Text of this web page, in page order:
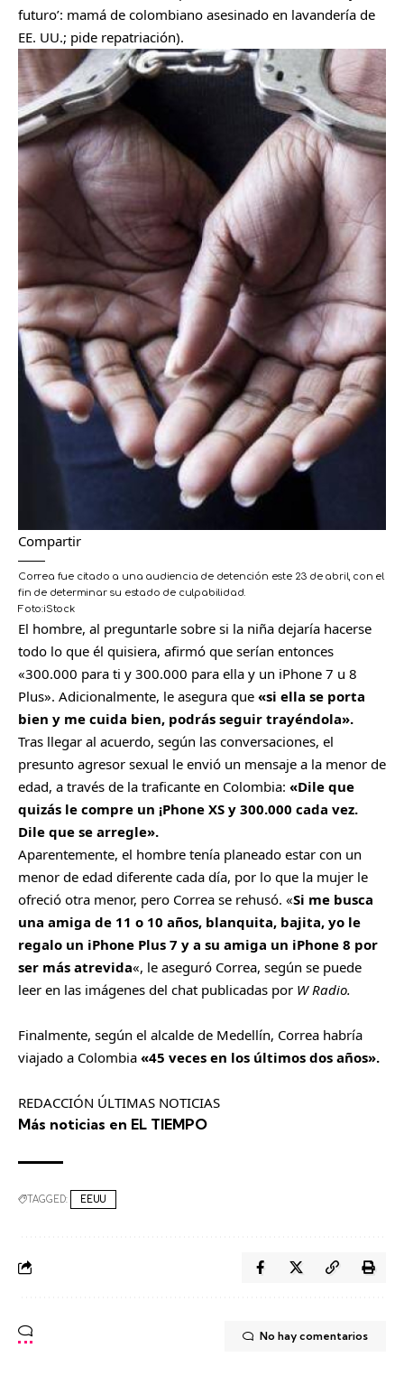
futuro’: mamá de colombiano asesinado en lavandería de
EE. UU.; pide repatriación).
Compartir
Correa fue citado a una audiencia de detención este 23 de abril, con el
fin de determinar su estado de culpabilidad.
Foto:iStock
El hombre, al preguntarle sobre si la niña dejaría hacerse
todo lo que él quisiera, afirmó que serían entonces
«300.000 para ti y 300.000 para ella y un iPhone 7 u 8
Plus». Adicionalmente, le asegura que «si ella se porta
bien y me cuida bien, podrás seguir trayéndola».
Tras llegar al acuerdo, según las conversaciones, el
presunto agresor sexual le envió un mensaje a la menor de
edad, a través de la traficante en Colombia: «Dile que
quizás le compre un ¡Phone XS y 300.000 cada vez.
Dile que se arregle».
Aparentemente, el hombre tenía planeado estar con un
menor de edad diferente cada día, por lo que la mujer le
ofreció otra menor, pero Correa se rehusó. «Si me busca
una amiga de 11 o 10 años, blanquita, bajita, yo le
regalo un iPhone Plus 7 y a su amiga un iPhone 8 por
ser más atrevida«, le aseguró Correa, según se puede
leer en las imágenes del chat publicadas por W Radio.
Finalmente, según el alcalde de Medellín, Correa habría
viajado a Colombia «45 veces en los últimos dos años».
​REDACCIÓN ÚLTIMAS NOTICIAS
Más noticias en EL TIEMPO
TAGGED: EEUU
No hay comentarios